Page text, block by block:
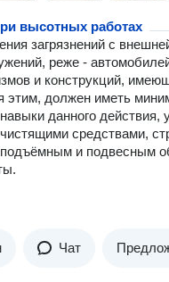
высотных работах
загрязнений с
реже -
и конструкций,
этим, должен иметь
данного действия,
средствами,
и подвесным
Чат